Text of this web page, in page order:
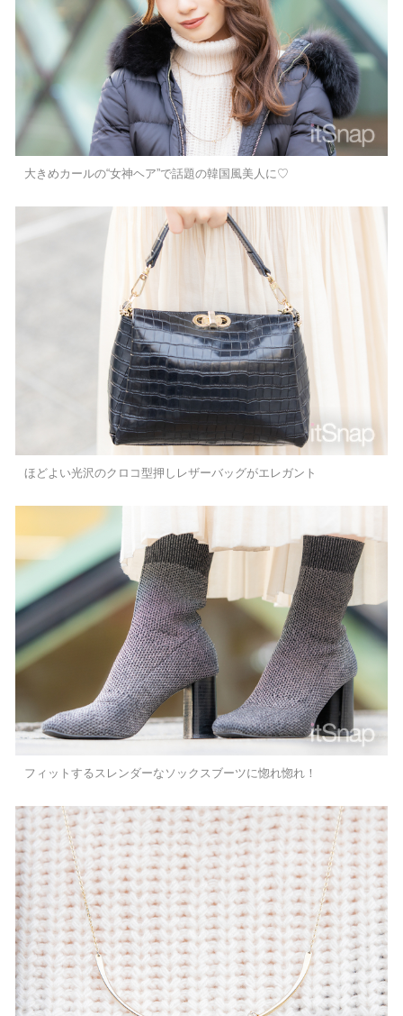
大きめカールの“女神ヘア”で話題の韓国風美人に♡
ほどよい光沢のクロコ型押しレザーバッグがエレガント
フィットするスレンダーなソックスブーツに惚れ惚れ！